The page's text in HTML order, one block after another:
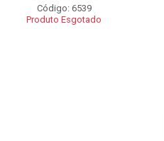
Código: 6539
Produto Esgotado